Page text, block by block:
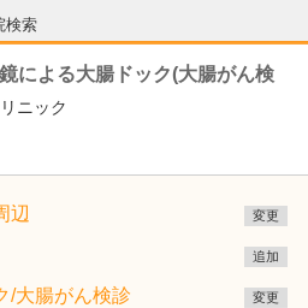
検索
による大腸ドック(大腸がん検
ニック
辺 変更
追加
/大腸がん検診 変更